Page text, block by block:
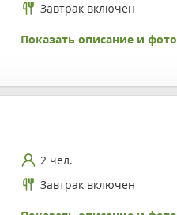
Завтрак включен
Показать описание и фото
2 чел.
Завтрак включен